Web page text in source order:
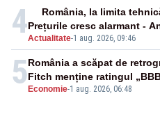
4Actualitate-1 aug. 2026, 09:46
România, la limita
Prețurile cresc alarmant -
5 Economie-1 aug. 2026, 06:48
România a scăpat de
Fitch menține ratingul